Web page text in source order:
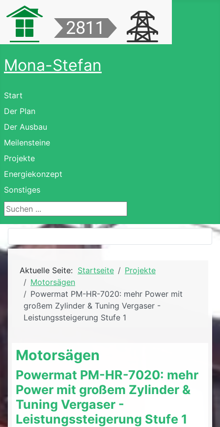
Mona-Stefan
Start
Der Plan
Der Ausbau
Meilensteine
Projekte
Energiekonzept
Sonstiges
Suchen ...
Aktuelle Seite: Startseite
Projekte
Motorsägen
Powermat PM-HR-7020: mehr Power mit
großem Zylinder & Tuning Vergaser -
Leistungssteigerung Stufe 1
Motorsägen
Powermat PM-HR-7020: mehr
Power mit großem Zylinder &
Tuning Vergaser -
Leistungssteigerung Stufe 1